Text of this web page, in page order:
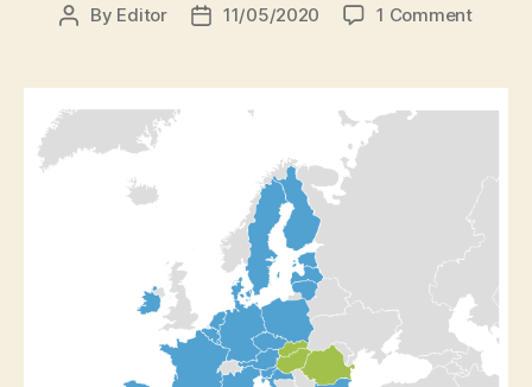
Post
By Editor
Post11/05/2020 1 Commenton
pentru
a
strâns
fără